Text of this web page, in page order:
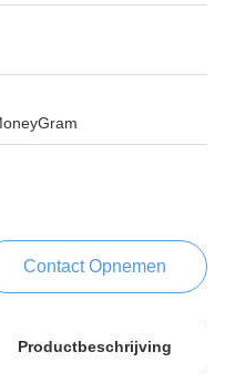
Contact Opnemen
Productbeschrijving